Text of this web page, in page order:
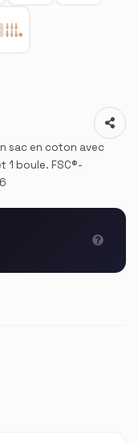
sac en coton avec
1 boule. FSC®-